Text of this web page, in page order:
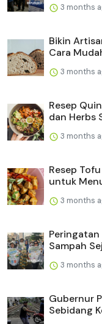
3 months
Bikin
Cara
3 months
Resep
dan Herbs
3 months
Resep
untuk
3 months
Peringatan
Sampah
3 months
Gubernur
Sebidang